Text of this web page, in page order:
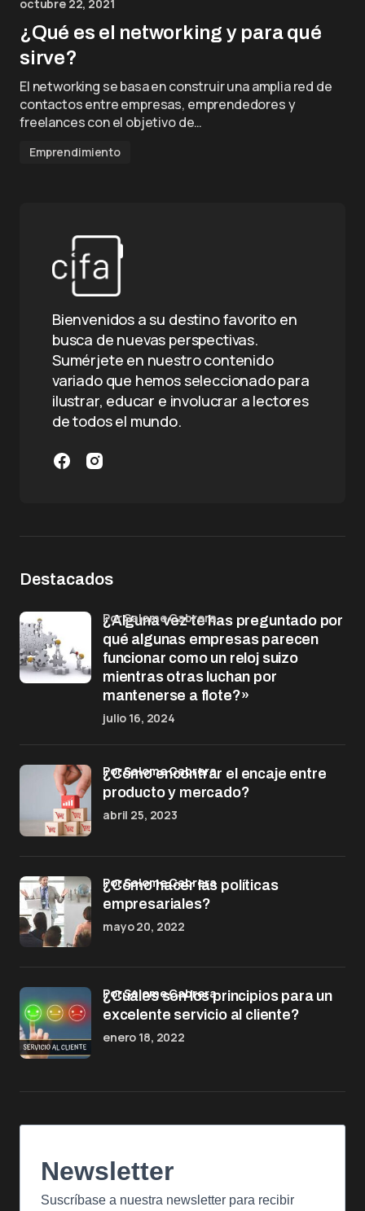
octubre 22, 2021
¿Qué es el networking y para qué
sirve?
El networking se basa en construir una amplia red de
contactos entre empresas, emprendedores y
freelances con el objetivo de…
Emprendimiento
Bienvenidos a su destino favorito en
busca de nuevas perspectivas.
Sumérjete en nuestro contenido
variado que hemos seleccionado para
ilustrar, educar e involucrar a lectores
de todos el mundo.
Destacados
¿Alguna vez te has preguntado por
qué algunas empresas parecen
funcionar como un reloj suizo
mientras otras luchan por
mantenerse a flote?»
por Salome Cabrera
julio 16, 2024
¿Cómo encontrar el encaje entre
producto y mercado?
por Salome Cabrera
abril 25, 2023
¿Cómo hacer las políticas
empresariales?
por Salome Cabrera
mayo 20, 2022
¿Cuáles son los principios para un
excelente servicio al cliente?
por Salome Cabrera
enero 18, 2022
Newsletter
Suscríbase a nuestra newsletter para recibir